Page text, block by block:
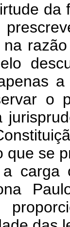
da
o
que se
carga